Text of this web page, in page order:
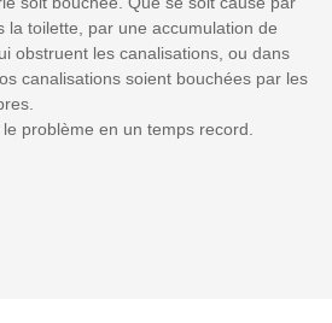
la toilette, par une accumulation de
obstruent les canalisations, ou dans
canalisations soient bouchées par les
problème en un temps record.